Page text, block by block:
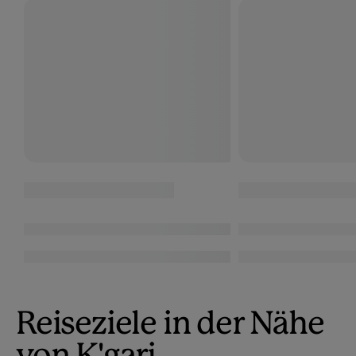
Reiseziele in der Nähe